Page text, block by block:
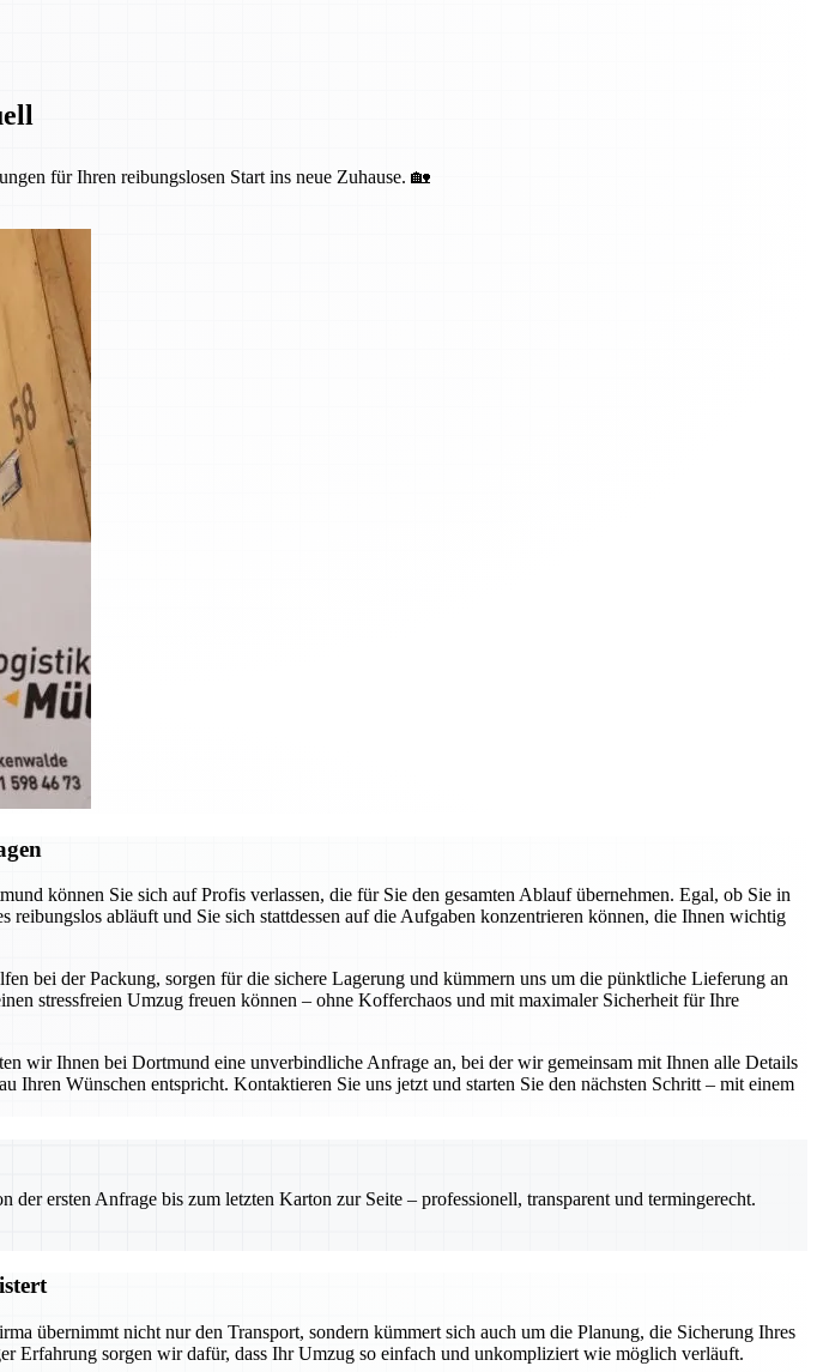
für Ihren reibungslosen Start ins neue Zuhause. 🏡
können Sie sich auf Profis verlassen, die für Sie den gesamten Ablauf übernehmen. Egal, ob Sie in
abläuft und Sie sich stattdessen auf die Aufgaben konzentrieren können, die Ihnen wichtig
bei der Packung, sorgen für die sichere Lagerung und kümmern uns um die pünktliche Lieferung an
stressfreien Umzug freuen können – ohne Kofferchaos und mit maximaler Sicherheit für Ihre
wir Ihnen bei Dortmund eine unverbindliche Anfrage an, bei der wir gemeinsam mit Ihnen alle Details
Wünschen entspricht. Kontaktieren Sie uns jetzt und starten Sie den nächsten Schritt – mit einem
der ersten Anfrage bis zum letzten Karton zur Seite – professionell, transparent und termingerecht.
übernimmt nicht nur den Transport, sondern kümmert sich auch um die Planung, die Sicherung Ihres
sorgen wir dafür, dass Ihr Umzug so einfach und unkompliziert wie möglich verläuft.